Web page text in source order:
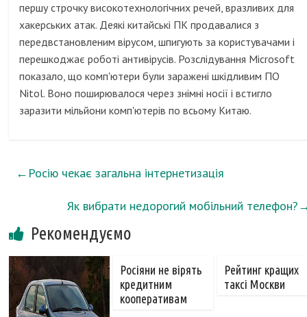
першу строчку високотехнологічних речей, вразливих для
хакерських атак. Деякі китайські ПК продавалися з
передвстановленим вірусом, шпигують за користувачами і
перешкоджає роботі антивірусів. Розслідування Microsoft
показало, що комп'ютери були заражені шкідливим ПО
Nitol. Воно поширювалося через знімні носії і встигло
заразити мільйони комп'ютерів по всьому Китаю.
← Росію чекає загальна інтернетизація
Як вибрати недорогий мобільний телефон?
Рекомендуємо
Росіяни не вірять
кредитним
кооперативам
Рейтинг кращих
таксі Москви